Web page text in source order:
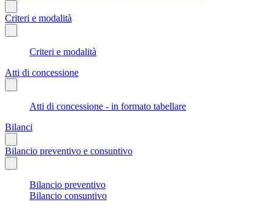
Criteri e modalità
Criteri e modalità
Atti di concessione
Atti di concessione - in formato tabellare
Bilanci
Bilancio preventivo e consuntivo
Bilancio preventivo
Bilancio consuntivo